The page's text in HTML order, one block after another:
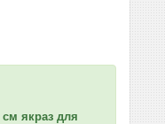
см якраз для